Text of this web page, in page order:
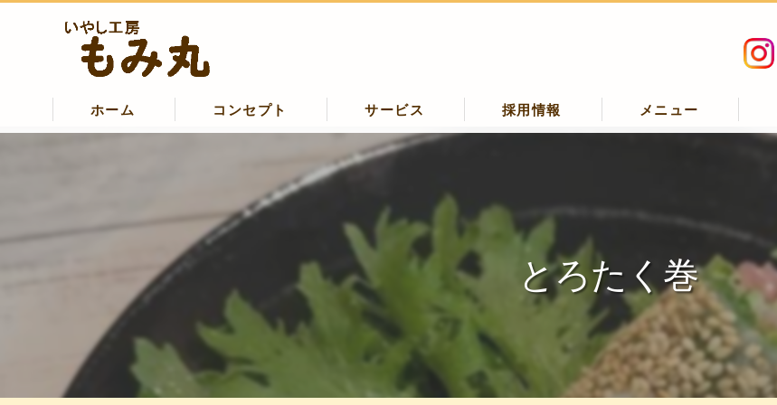
ホーム コンセプト
清瀬のマッサージ・いやし工房もみ丸の口コミ情報
清瀬のマッサージ･いやし工房もみ丸の評判
清瀬のマッサージ･いやし工房もみ丸のお客様の声
サービス 採用情報 メニュー
とろたく巻